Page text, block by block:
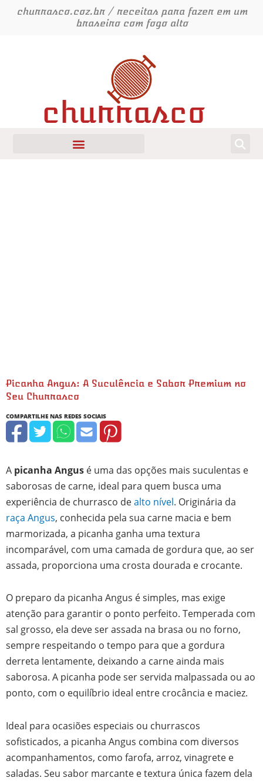
churrasco.coz.br / receitas para fazer em um
braseiro com fogo alto
churrasco
Picanha Angus: A Suculência e Sabor Premium no
Seu Churrasco
A picanha Angus é uma das opções mais suculentas e
saborosas de carne, ideal para quem busca uma
experiência de churrasco dealto nível. Originária da
raça Angus, conhecida pela sua carne macia e bem
marmorizada, a picanha ganha uma textura
incomparável, com uma camada de gordura que, ao ser
assada, proporciona uma crosta dourada e crocante.
O preparo da picanha Angus é simples, mas exige
atenção para garantir o ponto perfeito. Temperada com
sal grosso, ela deve ser assada na brasa ou no forno,
sempre respeitando o tempo para que a gordura
derreta lentamente, deixando a carne ainda mais
saborosa. A picanha pode ser servida malpassada ou ao
ponto, com o equilíbrio ideal entre crocância e maciez.
Ideal para ocasiões especiais ou churrascos
sofisticados, a picanha Angus combina com diversos
acompanhamentos, como farofa, arroz, vinagrete e
saladas. Seu sabor marcante e textura única fazem dela